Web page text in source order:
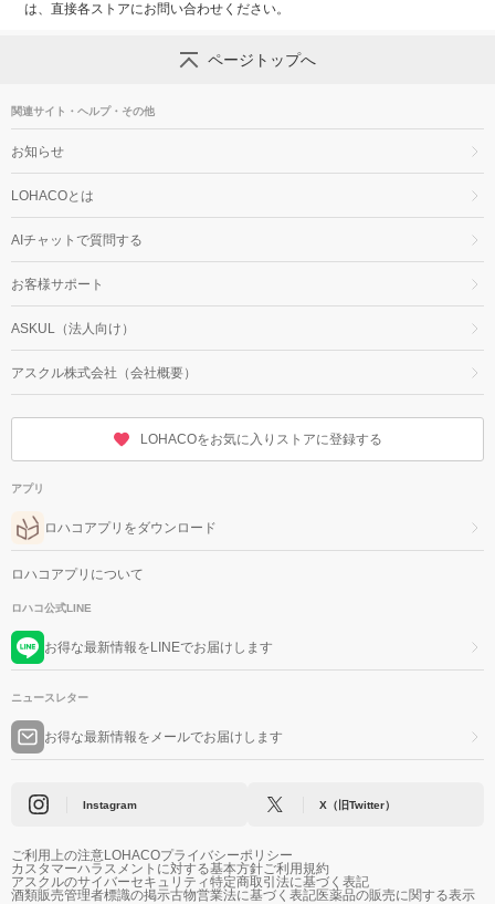
は、直接各ストアにお問い合わせください。
ページトップへ
関連サイト・ヘルプ・その他
お知らせ
LOHACOとは
AIチャットで質問する
お客様サポート
ASKUL（法人向け）
アスクル株式会社（会社概要）
LOHACOをお気に入りストアに登録する
アプリ
ロハコアプリをダウンロード
ロハコアプリについて
ロハコ公式LINE
お得な最新情報をLINEでお届けします
ニュースレター
お得な最新情報をメールでお届けします
Instagram X（旧Twitter）
ご利用上の注意LOHACOプライバシーポリシー
カスタマーハラスメントに対する基本方針ご利用規約
アスクルのサイバーセキュリティ特定商取引法に基づく表記
酒類販売管理者標識の掲示古物営業法に基づく表記医薬品の販売に関する表示